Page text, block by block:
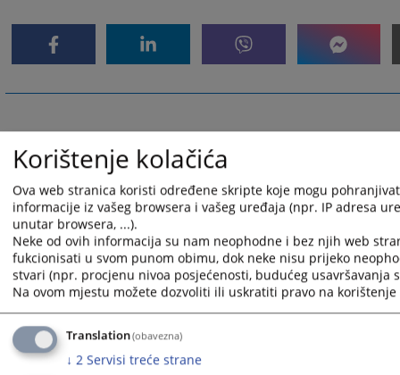
Kontakt suda
1 - 1 / 1
Korištenje kolačića
Ova web stranica koristi određene skripte koje mogu
informacije iz vašeg browsera i vašeg uređaja (npr. IP adresa
unutar browsera, ...).
Neke od ovih informacija su nam neophodne i bez njih web
fukcionisati u svom punom obimu, dok neke nisu prijeko
stvari (npr. procjenu nivoa posjećenosti, budućeg usavršavanja
Na ovom mjestu možete dozvoliti ili uskratiti pravo na
Translation(obavezna)
↓ 2 Servisi treće strane